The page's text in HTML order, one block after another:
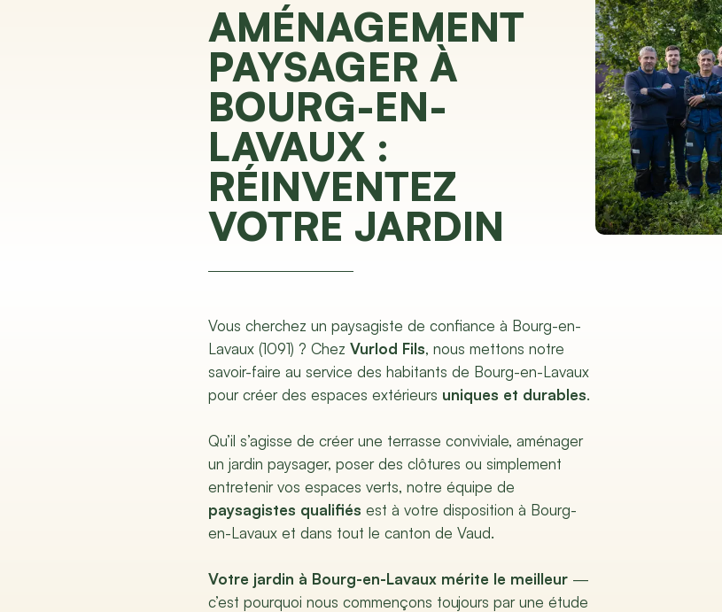
AMÉNAGEMENT
PAYSAGER À
BOURG-EN-
LAVAUX :
RÉINVENTEZ
VOTRE JARDIN
Vous cherchez un paysagiste de confiance à Bourg-en-
Lavaux (1091) ? ChezVurlod Fils, nous mettons notre
savoir-faire au service des habitants de Bourg-en-Lavaux
pour créer des espaces extérieurs uniques et durables.
Qu’il s’agisse de créer une terrasse conviviale, aménager
un jardin paysager, poser des clôtures ou simplement
entretenir vos espaces verts, notre équipe de
paysagistes qualifiés est à votre disposition à Bourg-
en-Lavaux et dans tout le canton de Vaud.
Votre jardin à Bourg-en-Lavaux mérite le meilleur —
c’est pourquoi nous commençons toujours par une étude